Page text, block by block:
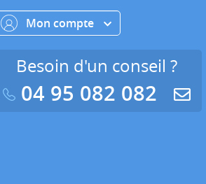
Mon compte
Besoin d'un conseil ?
04 95 082 082